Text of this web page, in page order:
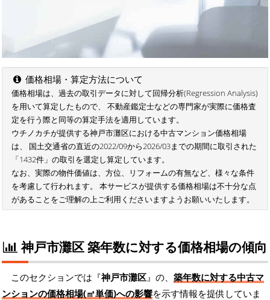
価格相場・算定方法について
価格相場は、過去の取引データに対して回帰分析(Regression Analysis)
を用いて算定したもので、 不動産鑑定士などの専門家が実際に価格査
定を行う際と同等の算定手法を適用しています。
ウチノカチが提供する神戸市灘区における中古マンション価格相場
は、 国土交通省の直近の2022/09から2026/03までの期間に取引された
「1432件」の取引を選定し算定しています。
なお、実際の物件価値は、方位、リフォームの有無など、様々な条件
を考慮して行われます。 本サービスが提供する価格相場は不十分な点
があることをご理解の上ご利用くださいますようお願いいたします。
神戸市灘区 築年数に対する価格相場の傾向
このセクションでは『神戸市灘区 』の、 築年数に対する中古マ
ンションの価格相場(㎡単価)への影響を示す情報を提供していま